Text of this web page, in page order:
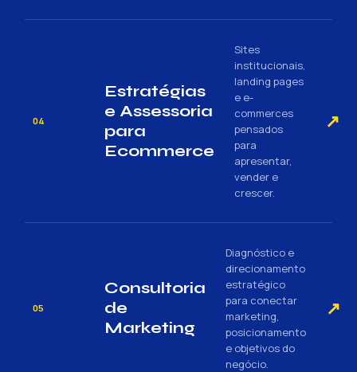
04
Estratégias
e Assessoria
para
Ecommerce
Sites
institucionais,
landing pages
e e-
commerces
pensados
para
apresentar,
vender e
crescer.
↗
05
Consultoria
de
Marketing
Diagnóstico e
direcionamento
estratégico
para conectar
marketing,
posicionamento
e objetivos do
negócio.
↗